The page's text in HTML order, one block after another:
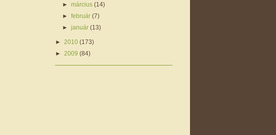
►március(14)
►február(7)
►január(13)
► 2010 (173)
► 2009 (84)